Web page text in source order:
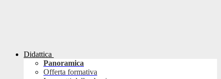
Didattica
Panoramica
Offerta formativa